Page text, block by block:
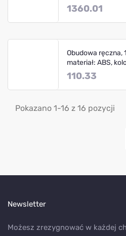
1360.01
Obudowa ręczna,
materiał: ABS,
110.33
Pokazano 1-16 z 16 pozycji
Newsletter
Możesz zrezygnować w każdej